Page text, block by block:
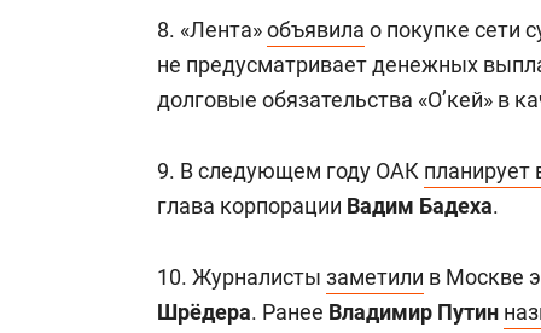
8. «Лента»объявила о покупке сети
не предусматривает денежных
долговые обязательства «О’кей» в
9. В следующем году ОАК планирует
глава корпорации Вадим Бадеха.
10. Журналисты заметили в Москве
Шрёдера. Ранее Владимир Путин